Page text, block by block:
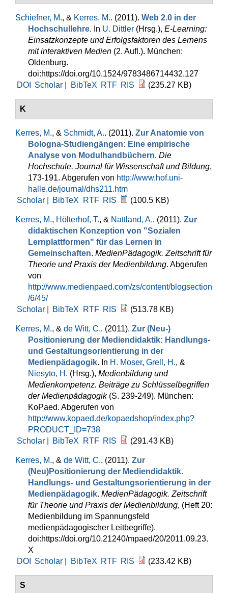
Schiefner, M., & Kerres, M.. (2011). Web 2.0 in der
Hochschullehre. In U. Dittler (Hrsg.), E-Learning:
Einsatzkonzepte und Erfolgsfaktoren des Lernens
mit interaktiven Medien (2. Aufl.). München:
Oldenburg.
doi:https://doi.org/10.1524/9783486714432.127
DOI
Scholar | BibTeX RTF RIS (235.27 KB)
K
Kerres, M., & Schmidt, A.. (2011). Zur Anatomie von
Bologna-Studiengängen: Eine empirische
Analyse von Modulhandbüchern. Die
Hochschule. Journal für Wissenschaft und Bildung,
173-191. Abgerufen von http://www.hof.uni-
halle.de/journal/dhs211.htm
Scholar |
BibTeX RTF RIS (100.5 KB)
Kerres, M., Hölterhof, T., & Nattland, A.. (2011). Zur
didaktischen Konzeption von "Sozialen
Lernplattformen" für das Lernen in
Gemeinschaften. MedienPädagogik. Zeitschrift für
Theorie und Praxis der Medienbildung. Abgerufen
von
http://www.medienpaed.com/zs/content/blogsection
/6/45/
Scholar |
BibTeX RTF RIS (513.78 KB)
Kerres, M., & de Witt, C.. (2011). Zur (Neu-)
Positionierung der Mediendidaktik: Handlungs-
und Gestaltungsorientierung in der
Medienpädagogik. In H. Moser, Grell, H., &
Niesyto, H. (Hrsg.), Medienbildung und
Medienkompetenz. Beiträge zu Schlüsselbegriffen
der Medienpädagogik(S. 239-249). München:
KoPaed. Abgerufen von
http://www.kopaed.de/kopaedshop/index.php?
PRODUCT_ID=738
Scholar |
BibTeX RTF RIS (291.43 KB)
Kerres, M., & de Witt, C.. (2011). Zur
(Neu)Positionierung der Mediendidaktik.
Handlungs- und Gestaltungsorientierung in der
Medienpädagogik. MedienPädagogik. Zeitschrift
für Theorie und Praxis der Medienbildung, (Heft 20:
Medienbildung im Spannungsfeld
medienpädagogischer Leitbegriffe).
doi:https://doi.org/10.21240/mpaed/20/2011.09.23.
X
DOI
Scholar | BibTeX RTF RIS (233.42 KB)
S